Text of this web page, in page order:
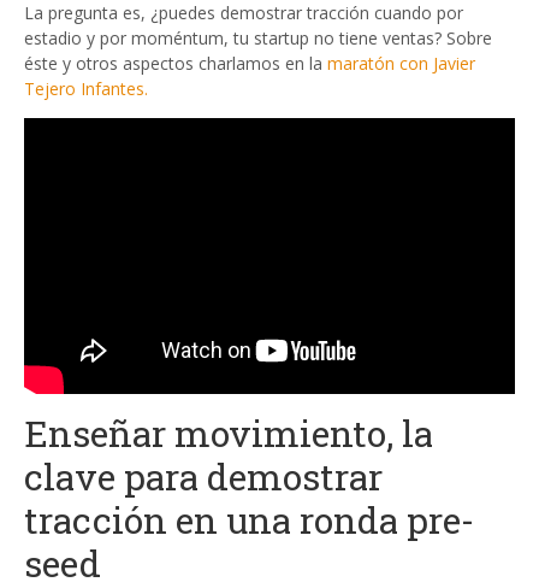
La pregunta es, ¿puedes demostrar tracción cuando por
estadio y por moméntum, tu startup no tiene ventas? Sobre
éste y otros aspectos charlamos en la maratón con Javier
Tejero Infantes.
Enseñar movimiento, la
clave para demostrar
tracción en una ronda pre-
seed